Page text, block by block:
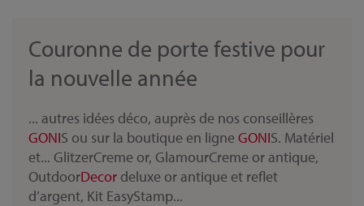
Couronne de porte festive pour
la nouvelle année
... autres idées déco, auprès de nos conseillères
GONIS ou sur la boutique en ligneGONIS. Matériel
et... GlitzerCreme or, GlamourCreme or antique,
OutdoorDecor deluxe or antique et reflet
d’argent, Kit EasyStamp...